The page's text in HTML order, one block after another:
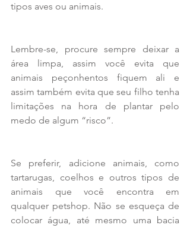
tipos aves ou animais.
Lembre-se, procure sempre deixar a
área limpa, assim você evita que
animais peçonhentos fiquem ali e
assim também evita que seu filho tenha
limitações na hora de plantar pelo
medo de algum “risco”.
Se preferir, adicione animais, como
tartarugas, coelhos e outros tipos de
animais que você encontra em
qualquer petshop. Não se esqueça de
colocar água, até mesmo uma bacia